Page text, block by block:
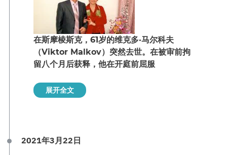
在斯摩棱斯克，61岁的维克多·马尔科夫
（Viktor Malkov）突然去世。在被审前拘
留八个月后获释，他在开庭前屈服
展开全文
2021年3月22日